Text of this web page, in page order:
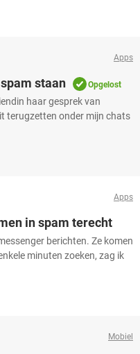
Apps
staan Opgelost
haar gesprek van
terugzetten onder mijn chats
Apps
in spam terecht
berichten. Ze komen
minuten zoeken, zag ik
Mobiel